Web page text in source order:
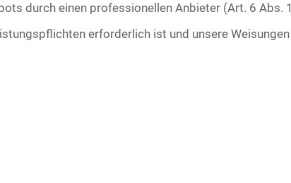
durch einen professionellen Anbieter (Art. 6 Abs.
erforderlich ist und unsere